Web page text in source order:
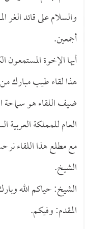
والسلام على قائد الغر
أجمعين.
أيها الإخوة المستمعون
هذا لقاء طيب مبارك
ضيف اللقاء هو
العام للمملكة العربية
مع مطلع هذا اللقاء
الشيخ.
الشيخ: حياكم الله
المقدم: وفيكم.